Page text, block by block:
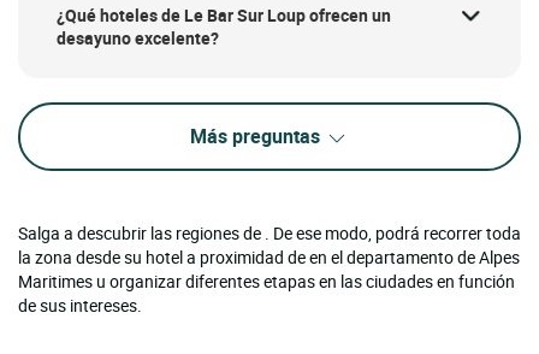
¿Qué hoteles de Le Bar Sur Loup ofrecen un
desayuno excelente?
Más preguntas
Salga a descubrir las regiones de . De ese modo, podrá recorrer toda
la zona desde su hotel a proximidad de en el departamento de Alpes
Maritimes u organizar diferentes etapas en las ciudades en función
de sus intereses.